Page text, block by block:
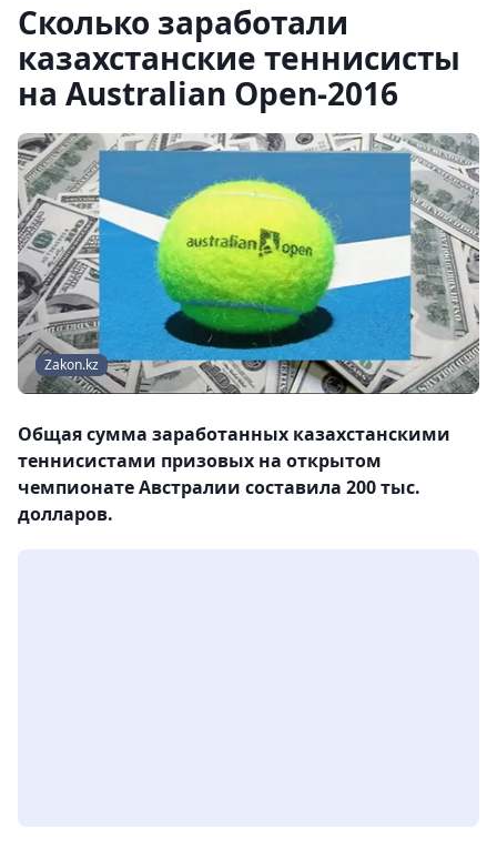
Сколько заработали
казахстанские теннисисты
на Australian Open-2016
Zakon.kz
Общая сумма заработанных казахстанскими
теннисистами призовых на открытом
чемпионате Австралии составила 200 тыс.
долларов.